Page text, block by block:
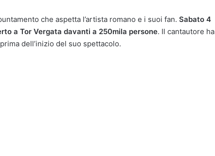
che aspetta l’artista romano e i suoi fan. Sabato 4
a Tor Vergata davanti a 250mila persone. Il cantautore ha
prima dell’inizio del suo spettacolo.